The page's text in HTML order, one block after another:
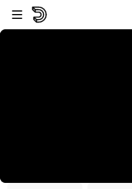
Skip to player
Skip to main content